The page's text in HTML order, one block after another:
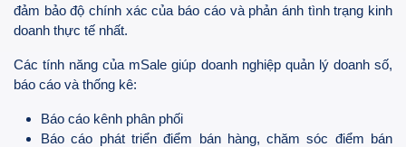
đảm bảo độ chính xác của báo cáo và phản ánh tình trạng kinh
doanh thực tế nhất.
Các tính năng của mSale giúp doanh nghiệp quản lý doanh số,
báo cáo và thống kê:
Báo cáo kênh phân phối
Báo cáo phát triển điểm bán hàng, chăm sóc điểm bán